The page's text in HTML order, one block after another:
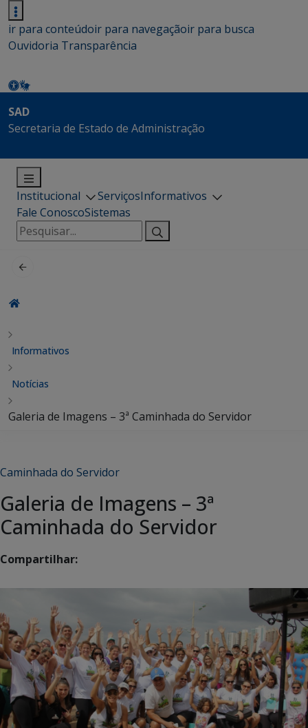
ir para conteúdoir para navegaçãoir para busca
Ouvidoria Transparência
SAD
Secretaria de Estado de Administração
Institucional ServiçosInformativos
Fale ConoscoSistemas
Pesquisar
por:
Informativos
Notícias
Galeria de Imagens – 3ª Caminhada do Servidor
Caminhada do Servidor
Galeria de Imagens – 3ª
Caminhada do Servidor
Compartilhar: